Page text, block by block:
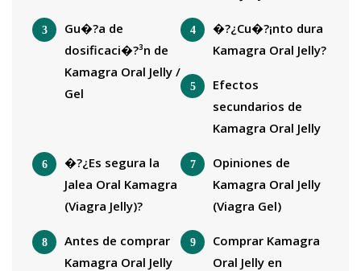
Gu�?­a de
dosificaci�?³n de
Kamagra Oral Jelly /
Gel
�?¿Cu�?¡nto dura
Kamagra Oral Jelly?
Efectos
secundarios de
Kamagra Oral Jelly
�?¿Es segura la
Jalea Oral Kamagra
(Viagra Jelly)?
Opiniones de
Kamagra Oral Jelly
(Viagra Gel)
Antes de comprar
Kamagra Oral Jelly
Comprar Kamagra
Oral Jelly en